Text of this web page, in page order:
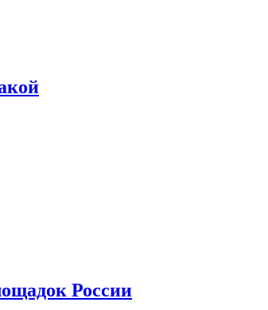
России